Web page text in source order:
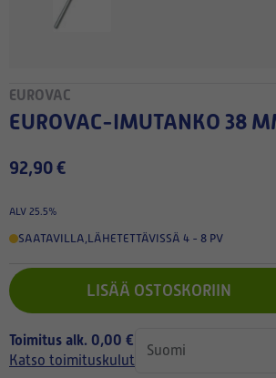
EUROVAC
EUROVAC-IMUTANKO 38
92,90 €
ALV 25.5%
SAATAVILLA LÄHETETTÄVISSÄ 4 - 8 PV
LISÄÄ OSTOSKORIIN
Toimitus alk. 0,00 €
Katso toimituskulut